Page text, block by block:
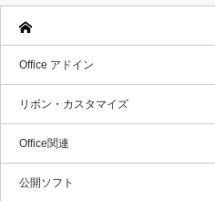
Office アドイン
リボン・カスタマイズ
Office関連
公開ソフト